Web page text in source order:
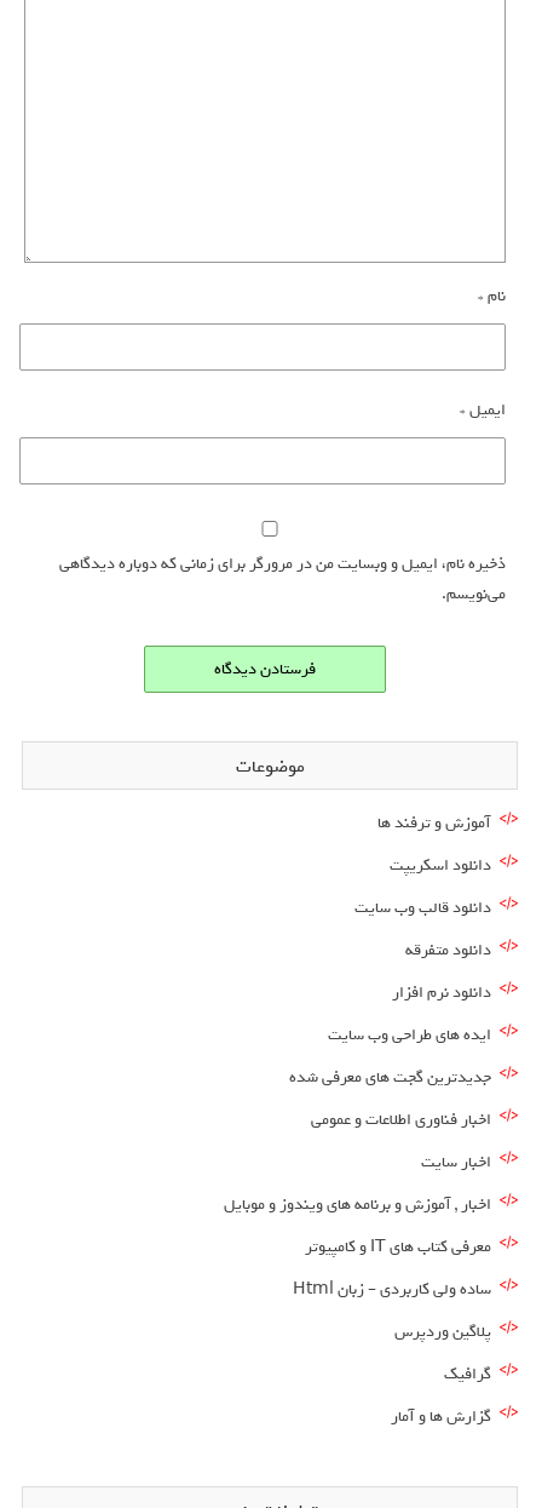
نام*
ایمیل*
ذخیره نام، ایمیل و وبسایت من در مرورگر برای زمانی که دوباره دیدگاهی
می‌نویسم.
موضوعات
آموزش و ترفند ها
دانلود اسکریپت
دانلود قالب وب سایت
دانلود متفرقه
دانلود نرم افزار
ایده های طراحی وب سایت
جدیدترین گجت های معرفی شده
اخبار فناوری اطلاعات و عمومی
اخبار سایت
اخبار , آموزش و برنامه های ویندوز و موبایل
معرفی کتاب های IT و کامپیوتر
ساده ولی کاربردی – زبان Html
پلاگین وردپرس
گرافیک
گزارش ها و آمار